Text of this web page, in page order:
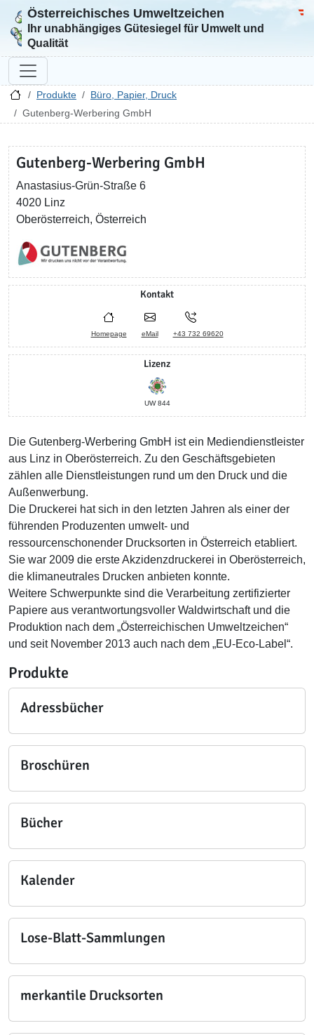
Zur Startseite
Österreichisches Umweltzeichen
Ihr unabhängiges Gütesiegel für Umwelt und
Qualität
Produkte
Büro, Papier, Druck
Gutenberg-Werbering GmbH
Gutenberg-Werbering GmbH
Anastasius-Grün-Straße 6
4020 Linz
Oberösterreich, Österreich
Kontakt
Homepage eMail +43 732 69620
Lizenz
UW 844
Die Gutenberg-Werbering GmbH ist ein Mediendienstleister
aus Linz in Oberösterreich. Zu den Geschäftsgebieten
zählen alle Dienstleistungen rund um den Druck und die
Außenwerbung.
Die Druckerei hat sich in den letzten Jahren als einer der
führenden Produzenten umwelt- und
ressourcenschonender Drucksorten in Österreich etabliert.
Sie war 2009 die erste Akzidenzdruckerei in Oberösterreich,
die klimaneutrales Drucken anbieten konnte.
Weitere Schwerpunkte sind die Verarbeitung zertifizierter
Papiere aus verantwortungsvoller Waldwirtschaft und die
Produktion nach dem „Österreichischen Umweltzeichen“
und seit November 2013 auch nach dem „EU-Eco-Label“.
Produkte
Adressbücher
Broschüren
Bücher
Kalender
Lose-Blatt-Sammlungen
merkantile Drucksorten